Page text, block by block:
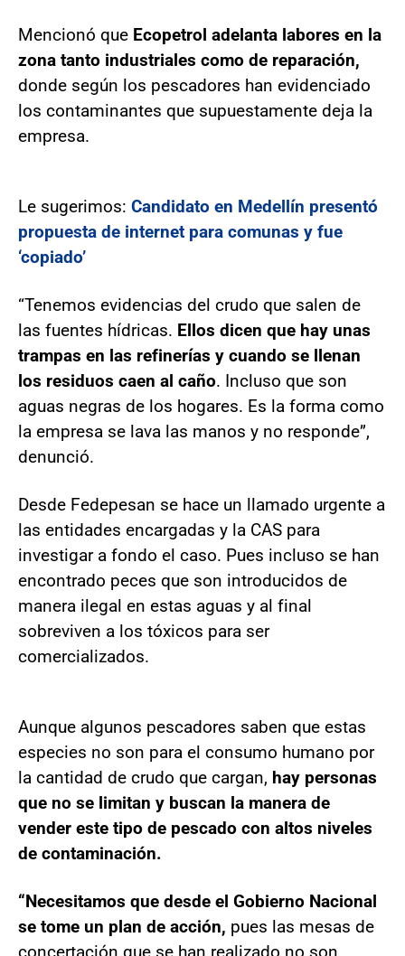
Mencionó que Ecopetrol adelanta labores en la
zona tanto industriales como de reparación,
donde según los pescadores han evidenciado
los contaminantes que supuestamente deja la
empresa.
Le sugerimos: Candidato en Medellín presentó
propuesta de internet para comunas y fue
‘copiado’
“Tenemos evidencias del crudo que salen de
las fuentes hídricas. Ellos dicen que hay unas
trampas en las refinerías y cuando se llenan
los residuos caen al caño. Incluso que son
aguas negras de los hogares. Es la forma como
la empresa se lava las manos y no responde”,
denunció.
Desde Fedepesan se hace un llamado urgente a
las entidades encargadas y la CAS para
investigar a fondo el caso. Pues incluso se han
encontrado peces que son introducidos de
manera ilegal en estas aguas y al final
sobreviven a los tóxicos para ser
comercializados.
Aunque algunos pescadores saben que estas
especies no son para el consumo humano por
la cantidad de crudo que cargan, hay personas
que no se limitan y buscan la manera de
vender este tipo de pescado con altos niveles
de contaminación.
“Necesitamos que desde el Gobierno Nacional
se tome un plan de acción, pues las mesas de
concertación que se han realizado no son